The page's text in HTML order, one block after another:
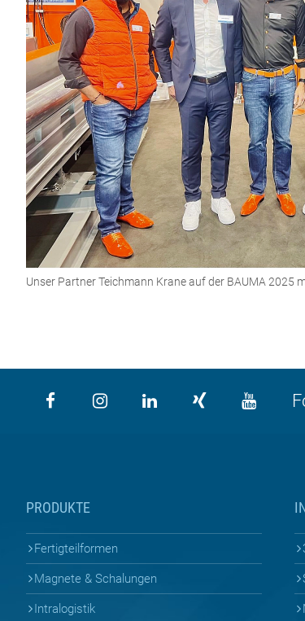
Unser Partner Teichmann Krane auf der BAUMA 2025
PRODUKTE
Fertigteilformen
Magnete & Schalungen
Intralogistik